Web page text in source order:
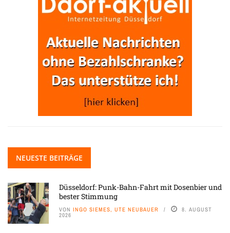
NEUESTE BEITRÄGE
Düsseldorf: Punk-Bahn-Fahrt mit Dosenbier und
bester Stimmung
VON INGO SIEMES, UTE NEUBAUER 8. AUGUST
2026